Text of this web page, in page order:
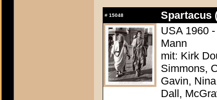
# 15048
Spartacus
USA 1960
Mann
mit: Kirk
Simmons,
Gavin,
Dall,